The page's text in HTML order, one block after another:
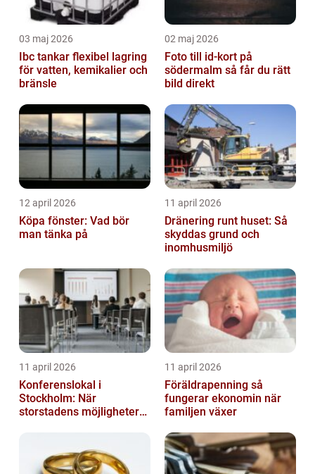
03 maj 2026
Ibc tankar flexibel lagring
för vatten, kemikalier och
bränsle
02 maj 2026
Foto till id-kort på
södermalm så får du rätt
bild direkt
12 april 2026
Köpa fönster: Vad bör
man tänka på
11 april 2026
Dränering runt huset: Så
skyddas grund och
inomhusmiljö
11 april 2026
Konferenslokal i
Stockholm: När
storstadens möjligheter
11 april 2026
Föräldrapenning så
fungerar ekonomin när
familjen växer